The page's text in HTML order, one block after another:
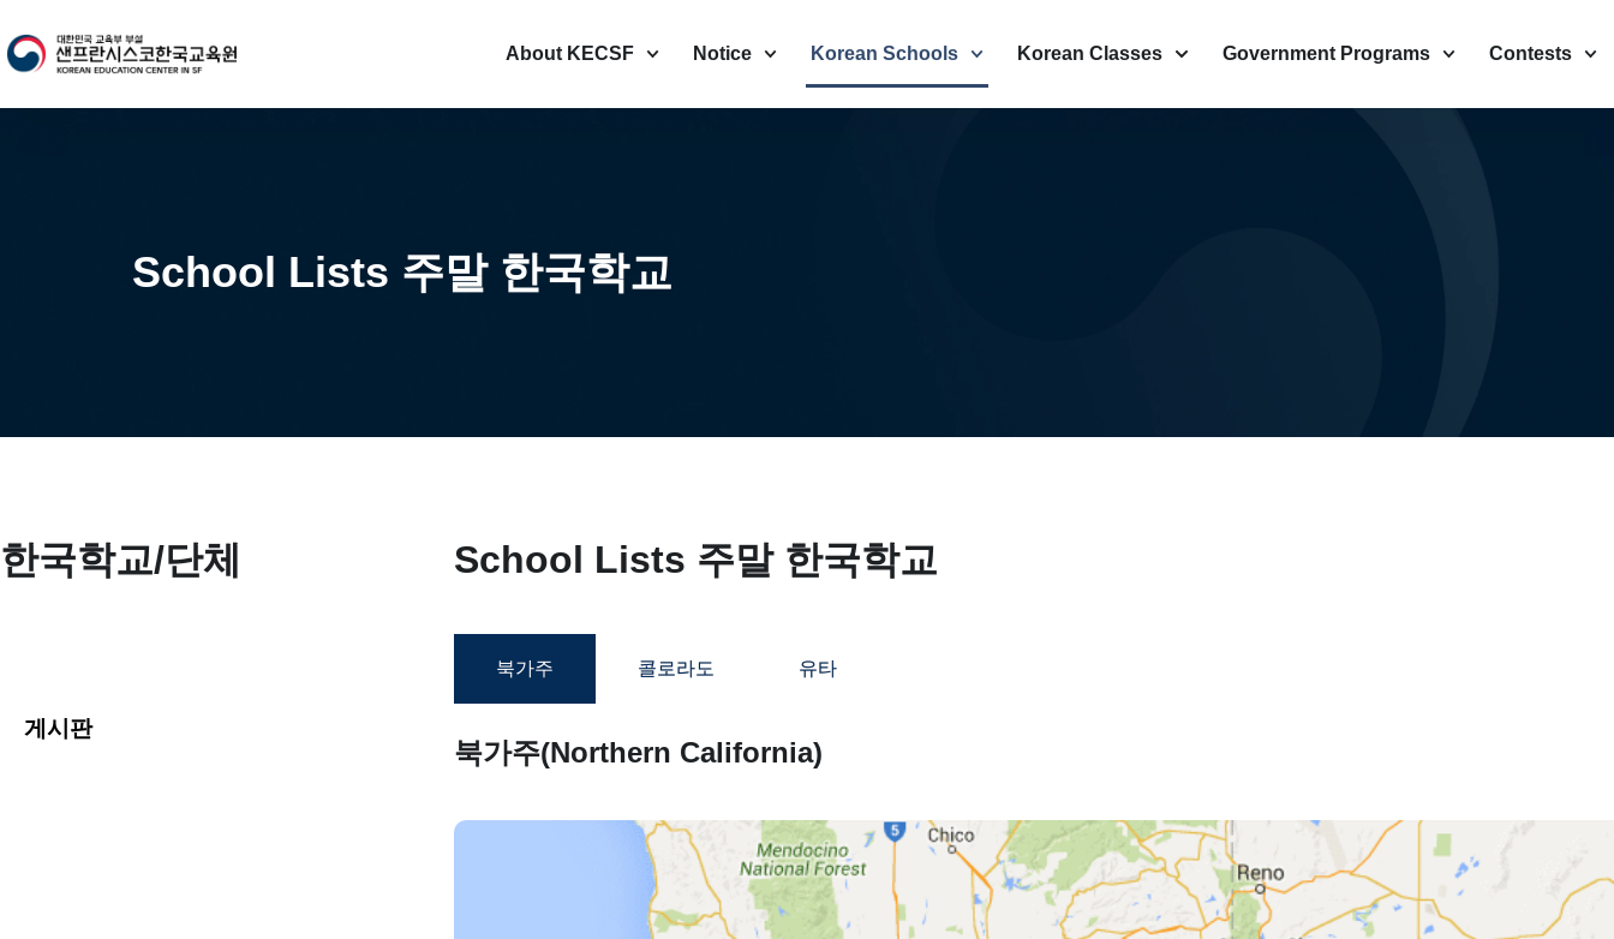
About KECSF Notice Korean Schools Korean Classes Government Programs Contests
School Lists 주말 한국학교
한국학교/단체
게시판
School Lists 주말 한국학교
북가주 콜로라도 유타
북가주(Northern California)